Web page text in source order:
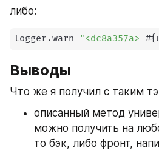
либо:
logger .warn "<dc8a357a> #{
Выводы
Что же я получил с таким
описанный метод
можно получить на
то бэк, либо фронт,